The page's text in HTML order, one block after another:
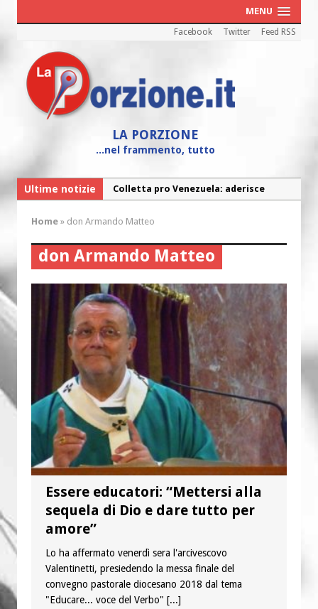
MENU
Facebook Twitter Feed RSS
LA PORZIONE
...nel frammento, tutto
Ultime notizie
Colletta pro Venezuela: aderisce
Fine vita: la Chiesa Cattolica inglese si
mobilita contro il suicidio assistito
Torna la festa della Madonnina a
Montesilvano: “Tanta la devozione”
Torna la festa di Sant’Andrea:
“Chiediamogli di legarci al bene”
“Chiediamo al Signore di capire ciò che
è buono, giusto e santo per la nostra
vita”
Home » don Armando Matteo
don Armando Matteo
Essere educatori: “Mettersi alla
sequela di Dio e dare tutto per
amore”
Lo ha affermato venerdì sera l'arcivescovo
Valentinetti, presiedendo la messa finale del
convegno pastorale diocesano 2018 dal tema
"Educare... voce del Verbo" [...]